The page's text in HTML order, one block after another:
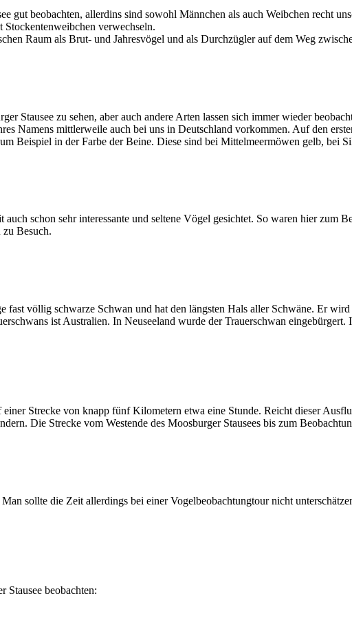
gut beobachten, allerdins sind sowohl Männchen als auch Weibchen recht
verwechseln.
Raum als Brut- und Jahresvögel und als Durchzügler auf dem Weg
Stausee zu sehen, aber auch andere Arten lassen sich immer wieder
Namens mittlerweile auch bei uns in Deutschland vorkommen. Auf den
Beispiel in der Farbe der Beine. Diese sind bei Mittelmeermöwen gelb, bei
schon sehr interessante und seltene Vögel gesichtet. So waren hier zum
zu Besuch.
fast völlig schwarze Schwan und hat den längsten Hals aller Schwäne. Er
ist Australien. In Neuseeland wurde der Trauerschwan
Strecke von knapp fünf Kilometern etwa eine Stunde. Reicht dieser
Die Strecke vom Westende des Moosburger Stausees bis zum
sollte die Zeit allerdings bei einer Vogelbeobachtungtour nicht
Stausee beobachten: